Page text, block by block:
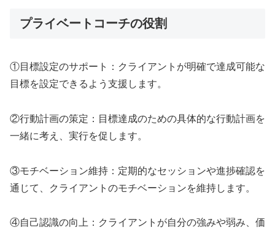
プライベートコーチの役割
①目標設定のサポート：クライアントが明確で達成可能な
目標を設定できるよう支援します。
②行動計画の策定：目標達成のための具体的な行動計画を
一緒に考え、実行を促します。
③モチベーション維持：定期的なセッションや進捗確認を
通じて、クライアントのモチベーションを維持します。
④自己認識の向上：クライアントが自分の強みや弱み、価